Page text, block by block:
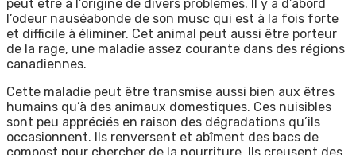
peut être à l’origine de divers problèmes. Il y a d’abord
l’odeur nauséabonde de son musc qui est à la fois forte
et difficile à éliminer. Cet animal peut aussi être porteur
de la rage, une maladie assez courante dans des régions
canadiennes.
Cette maladie peut être transmise aussi bien aux êtres
humains qu’à des animaux domestiques. Ces nuisibles
sont peu appréciés en raison des dégradations qu’ils
occasionnent. Ils renversent et abîment des bacs de